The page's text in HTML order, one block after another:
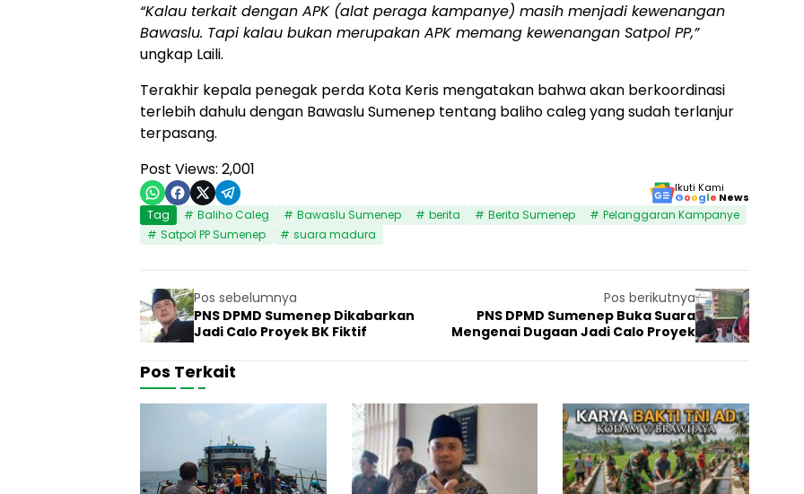
“Kalau terkait dengan APK (alat peraga kampanye) masih menjadi kewenangan
Bawaslu. Tapi kalau bukan merupakan APK memang kewenangan Satpol PP,”
ungkap Laili.
Terakhir kepala penegak perda Kota Keris mengatakan bahwa akan berkoordinasi
terlebih dahulu dengan Bawaslu Sumenep tentang baliho caleg yang sudah terlanjur
terpasang.
Post Views: 2,001
Ikuti Kami
Google News
Tag Baliho Caleg Bawaslu Sumenep berita Berita Sumenep
Pelanggaran Kampanye
Satpol PP Sumenep
suara madura
Pos sebelumnya
PNS DPMD Sumenep Dikabarkan
Jadi Calo Proyek BK Fiktif
Pos berikutnya
PNS DPMD Sumenep Buka Suara
Mengenai Dugaan Jadi Calo Proyek
Pos Terkait
Berita
t
5 Agustus 2026 Berita
10 Juni 2026
A
k
a
8 Juni 2026